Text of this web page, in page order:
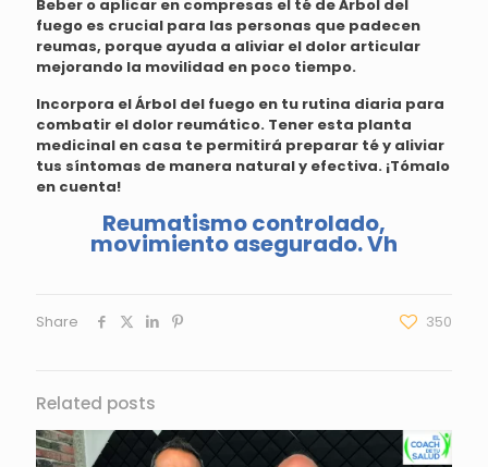
Beber o aplicar en compresas el té de Árbol del
fuego es crucial para las personas que padecen
reumas, porque ayuda a aliviar el dolor articular
mejorando la movilidad en poco tiempo.
Incorpora el Árbol del fuego en tu rutina diaria para
combatir el dolor reumático. Tener esta planta
medicinal en casa te permitirá preparar té y aliviar
tus síntomas de manera natural y efectiva. ¡Tómalo
en cuenta!
Reumatismo controlado,
movimiento asegurado. Vh
Share 350
Related posts